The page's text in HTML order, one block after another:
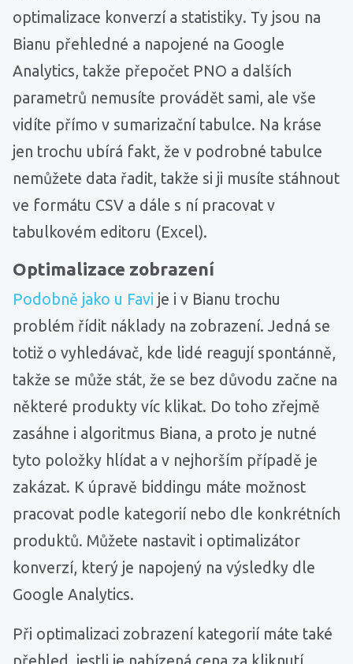
optimalizace konverzí a statistiky. Ty jsou na
Bianu přehledné a napojené na Google
Analytics, takže přepočet PNO a dalších
parametrů nemusíte provádět sami, ale vše
vidíte přímo v sumarizační tabulce. Na kráse
jen trochu ubírá fakt, že v podrobné tabulce
nemůžete data řadit, takže si ji musíte stáhnout
ve formátu CSV a dále s ní pracovat v
tabulkovém editoru (Excel).
Optimalizace zobrazení
Podobně jako u Favi je i v Bianu trochu
problém řídit náklady na zobrazení. Jedná se
totiž o vyhledávač, kde lidé reagují spontánně,
takže se může stát, že se bez důvodu začne na
některé produkty víc klikat. Do toho zřejmě
zasáhne i algoritmus Biana, a proto je nutné
tyto položky hlídat a v nejhorším případě je
zakázat. K úpravě biddingu máte možnost
pracovat podle kategorií nebo dle konkrétních
produktů. Můžete nastavit i optimalizátor
konverzí, který je napojený na výsledky dle
Google Analytics.
Při optimalizaci zobrazení kategorií máte také
přehled, jestli je nabízená cena za kliknutí